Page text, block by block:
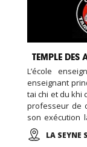
TEMPLE
L’école
enseignant
tai chi et du khi
professeur de
son exécution
des
(taichi) peut
LA SEYNE